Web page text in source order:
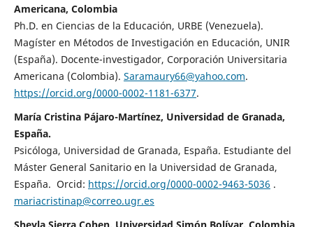
Americana, Colombia
Ph.D. en Ciencias de la Educación, URBE (Venezuela).
Magíster en Métodos de Investigación en Educación, UNIR
(España). Docente-investigador, Corporación Universitaria
Americana (Colombia). Saramaury66@yahoo.com.
https://orcid.org/0000-0002-1181-6377.
María Cristina Pájaro-Martínez, Universidad de Granada,
España.
Psicóloga, Universidad de Granada, España. Estudiante del
Máster General Sanitario en la Universidad de Granada,
España. Orcid: https://orcid.org/0000-0002-9463-5036 .
mariacristinap@correo.ugr.es